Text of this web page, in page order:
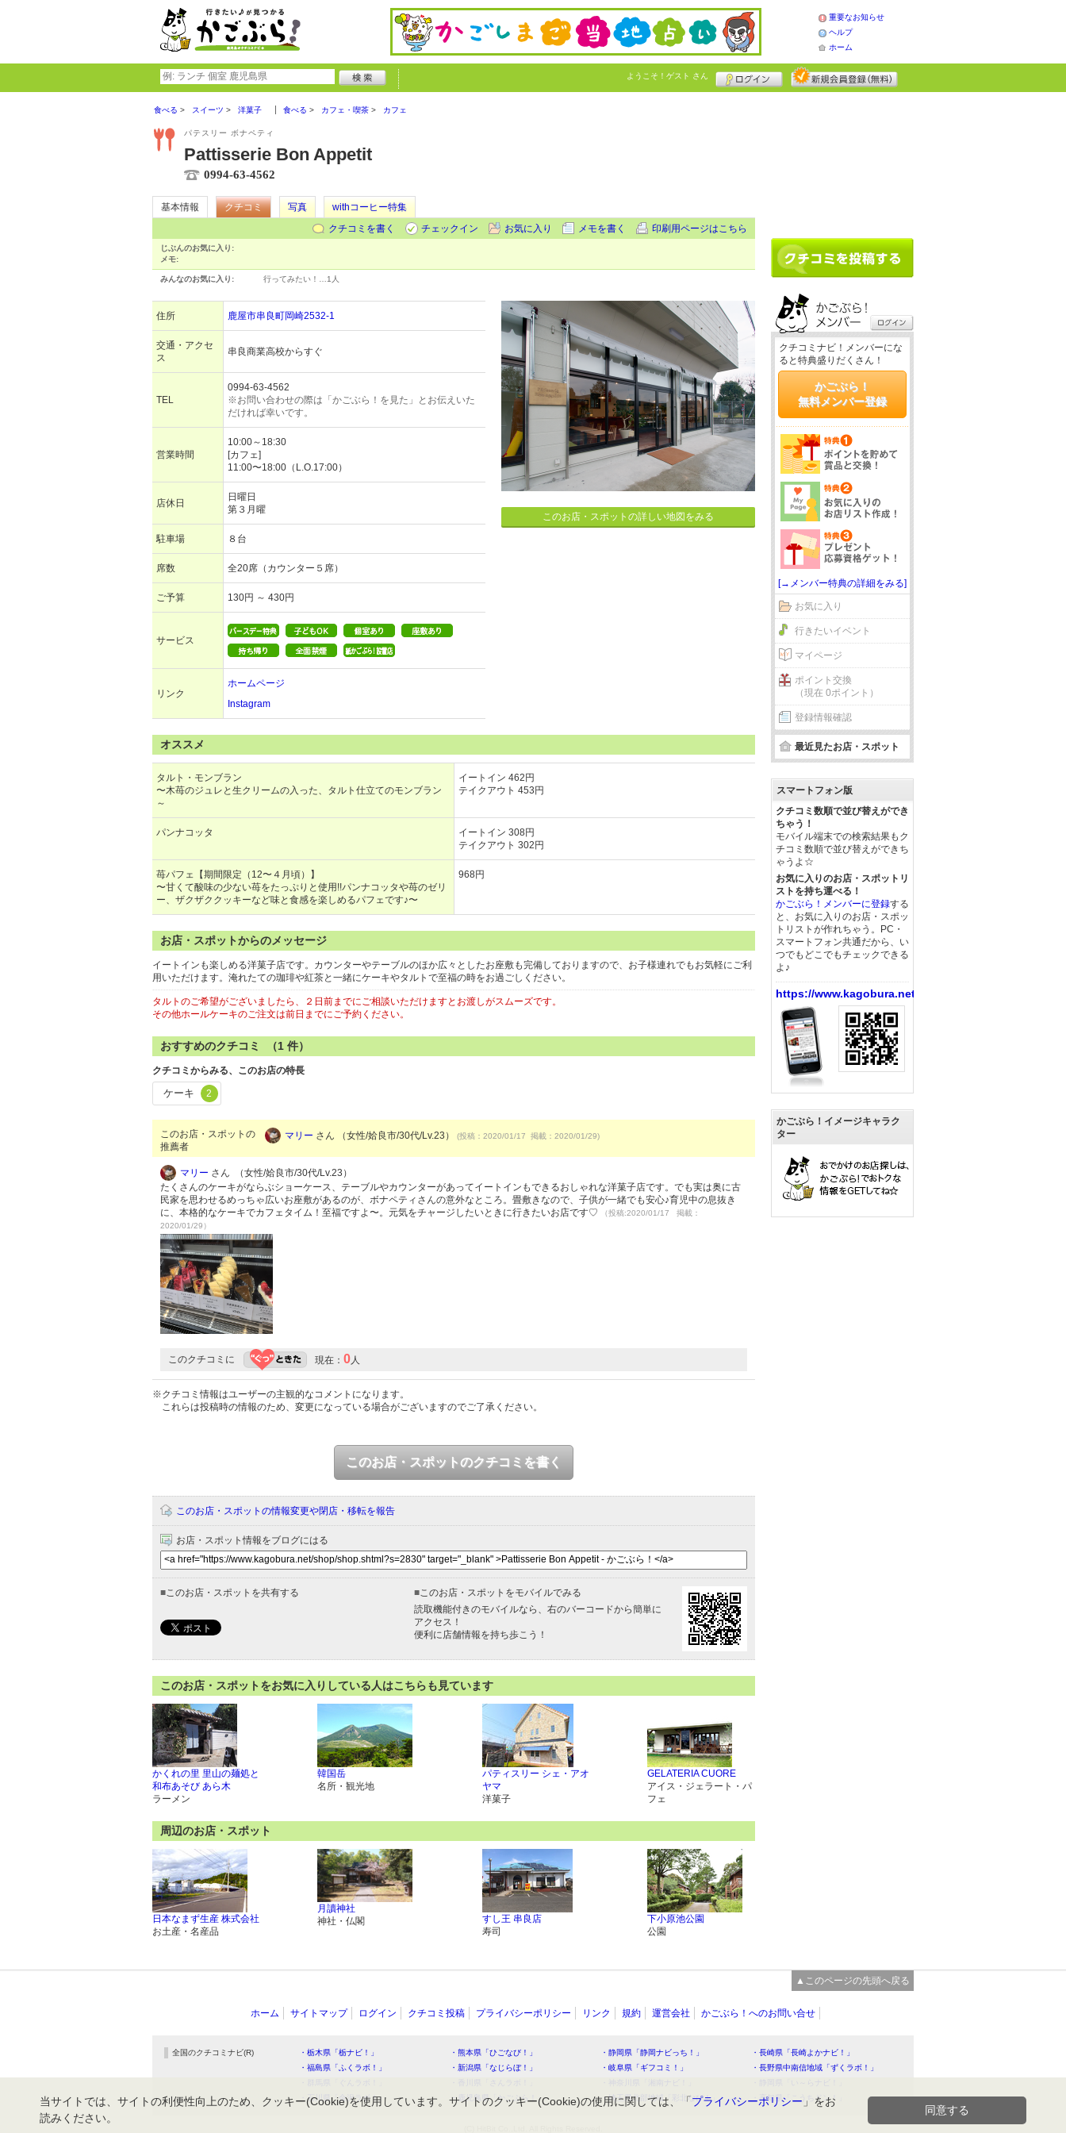
重要なお知らせ
ヘルプ
ホーム
ようこそ！ ゲスト さん
食べる スイーツ 洋菓子 食べる カフェ・喫茶 カフェ
パテスリー ボナペティ
Pattisserie Bon Appetit
0994-63-4562
基本情報 クチコミ 写真
withコーヒー特集
クチコミを書く
チェックイン お気に入り メモを書く 印刷用ページはこちら
じぶんのお気に入り:
メモ:
みんなのお気に入り: 行ってみたい！… 1人
住所 鹿屋市串良町岡崎2532-1
交通・アクセ
ス
串良商業高校からすぐ
TEL
0994-63-4562
※お問い合わせの際は「かごぶら！を見た」とお伝えいた
だければ幸いです。
営業時間
10:00～18:30
[カフェ]
11:00〜18:00（L.O.17:00）
店休日
日曜日
第３月曜
駐車場 ８台
席数 全20席（カウンター５席）
ご予算 130円 ～ 430円
サービス
リンク
ホームページ
Instagram
このお店・スポットの詳しい地図をみる
オススメ
タルト・モンブラン
〜木苺のジュレと生クリームの入った、タルト仕立てのモンブラン
～
イートイン 462円
テイクアウト 453円
パンナコッタ
イートイン 308円
テイクアウト 302円
苺パフェ【期間限定（12〜４月頃）】
〜甘くて酸味の少ない苺をたっぷりと使用!!パンナコッタや苺のゼリ
ー、ザクザククッキーなど味と食感を楽しめるパフェです♪〜
968円
お店・スポットからのメッセージ
イートインも楽しめる洋菓子店です。カウンターやテーブルのほか広々としたお座敷も完備しておりますので、お子様連れでもお気軽にご利
用いただけます。淹れたての珈琲や紅茶と一緒にケーキやタルトで至福の時をお過ごしください。
タルトのご希望がございましたら、２日前までにご相談いただけますとお渡しがスムーズです。
その他ホールケーキのご注文は前日までにご予約ください。
おすすめのクチコミ （1 件）
クチコミからみる、このお店の特長
ケーキ 2
このお店・スポットの
推薦者
マリー さん （女性/姶良市/30代/Lv.23） (投稿：2020/01/17 掲載：2020/01/29)
マリー さん （女性/姶良市/30代/Lv.23）
たくさんのケーキがならぶショーケース、テーブルやカウンターがあってイートインもできるおしゃれな洋菓子店です。でも実は奥に古
民家を思わせるめっちゃ広いお座敷があるのが、ボナペティさんの意外なところ。畳敷きなので、子供が一緒でも安心♪育児中の息抜き
に、本格的なケーキでカフェタイム！至福ですよ〜。元気をチャージしたいときに行きたいお店です♡
（投稿:2020/01/17 掲載：
2020/01/29）
このクチコミに 現在： 0 人
※クチコミ情報はユーザーの主観的なコメントになります。
これらは投稿時の情報のため、変更になっている場合がございますのでご了承ください。
このお店・スポットのクチコミを書く
このお店・スポットの情報変更や閉店・移転を報告
お店・スポット情報をブログにはる
■ このお店・スポットを共有する ■ このお店・スポットをモバイルでみる
読取機能付きのモバイルなら、右のバーコードから簡単に
アクセス！
便利に店舗情報を持ち歩こう！
このお店・スポットをお気に入りしている人はこちらも見ています
かくれの里 里山の麺処と
和布あそび あら木
ラーメン
韓国岳
名所・観光地
パティスリー シェ・アオ
ヤマ
洋菓子
GELATERIA CUORE
アイス・ジェラート・パ
フェ
周辺のお店・スポット
日本なまず生産 株式会社
お土産・名産品
月讀神社
神社・仏閣
すし王 串良店
寿司
下小原池公園
公園
クチコミナビ！メンバーにな
ると特典盛りだくさん！
かごぶら！
無料メンバー登録
[→メンバー特典の詳細をみる]
お気に入り
行きたいイベント
マイページ
ポイント交換
（現在 0ポイント）
登録情報確認
最近見たお店・スポット
スマートフォン版
クチコミ数順で並び替えができ
ちゃう！
モバイル端末での検索結果もク
チコミ数順で並び替えができち
ゃうよ☆
お気に入りのお店・スポットリ
ストを持ち運べる！
かごぶら！メンバーに登録する
と、お気に入りのお店・スポッ
トリストが作れちゃう。PC・
スマートフォン共通だから、い
つでもどこでもチェックできる
よ♪
https://www.kagobura.net/
かごぶら！イメージキャラク
ター
▲このページの先頭へ戻る
ホーム サイトマップ ログイン クチコミ投稿 プライバシーポリシー リンク 規約 運営会社 かごぶら！へのお問い合せ
全国のクチコミナビ(R) ・栃木県「栃ナビ！」 ・熊本県「ひごなび！」 ・静岡県「静岡ナビっち！」
・長崎県「長崎よかナビ！」
・福島県「ふくラボ！」
・新潟県「なじらぼ！」 ・岐阜県「ギフコミ！」
・長野県中南信地域「ずくラボ！」
・石川県「金沢ラボ！」
・鹿児島県「かごぶら！」 ・埼玉県北部地域「彩北なび！」 ・高知県「こうちドン！」
当サイトでは、サイトの利便性向上のため、クッキー(Cookie)を使用しています。サイトのクッキー(Cookie)の使用に関しては、「プライバシーポリシー 」をお
読みください。
同意する